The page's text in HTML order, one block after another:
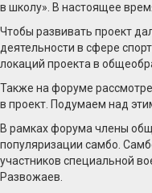
в школу». В настоящее
Чтобы развивать проект
деятельности в сфере
локаций проекта в
Также на форуме
в проект. Подумаем над
В рамках форума члены
популяризации самбо.
участников специальной
Развожаев.